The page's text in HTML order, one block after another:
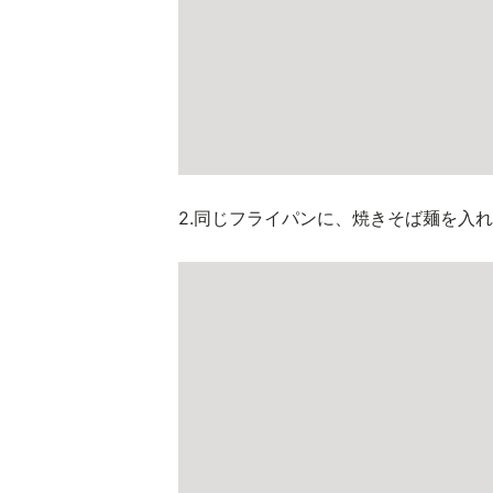
2.同じフライパンに、焼きそば麺を入